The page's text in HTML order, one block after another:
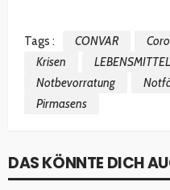
Tags : CONVAR
Krisen
LEBENSMITTEL
Notbevorratung
Pirmasens
DAS KÖNNTE DICH